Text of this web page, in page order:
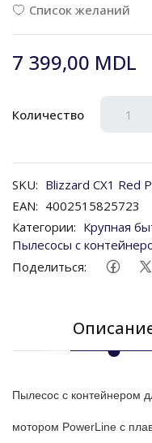
Список желаний
7 399,00 MDL
Количество
SKU: Blizzard CX1 Red
EAN: 4002515825723
Категории: Крупная
Пылесосы с
Поделиться:
Пылесос с контейнером
мотором PowerLine с